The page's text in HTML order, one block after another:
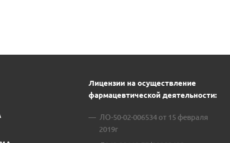
Лицензии на осуществление
фармацевтической деятельности:
ЛО-50-02-006534 от 15 февраля
2019г